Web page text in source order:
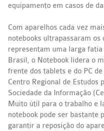
equipamento em casos de
Com aparelhos cada vez
notebooks ultrapassaram os
representam uma larga
Brasil, o Notebook lidera o
frente dos tablets e do PC
Centro Regional de Estudos
Sociedade da Informação
Muito útil para o trabalho e
notebook pode ser bastante
garantir a reposição do